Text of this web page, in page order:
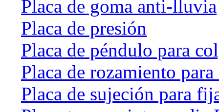
Placa de goma anti-lluvia
Placa de presión
Placa de péndulo para
Placa de rozamiento
Placa de sujeción para